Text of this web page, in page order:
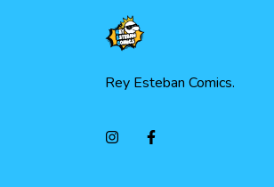
Rey Esteban Comics.